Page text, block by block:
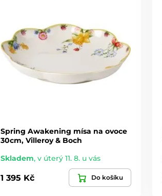
Spring Awakening mísa na ovoce
30cm, Villeroy & Boch
Skladem, v úterý 11. 8. u vás
1 395 Kč Do košíku